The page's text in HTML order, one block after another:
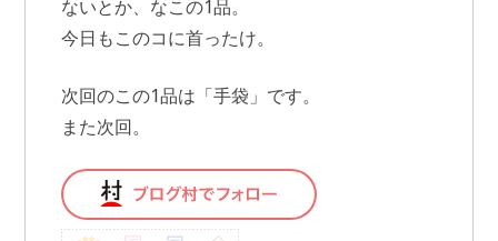
ないとか、なこの1品。
今日もこのコに首ったけ。
次回のこの1品は「手袋」です。
また次回。